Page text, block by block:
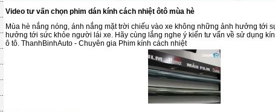
Video tư vấn chọn phim dán kính cách nhiệt ôtô mùa hè
Mùa hè nắng nóng, ánh nắng mặt trời chiếu vào xe không những ảnh hưởng tới
hưởng tới sức khỏe người lái xe. Hãy cùng lắng nghe ý kiến tư vấn về sử dụng
ô tô. ThanhBinhAuto - Chuyên gia Phim kính cách nhiệt